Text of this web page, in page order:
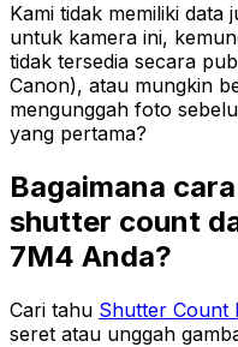
Kami tidak memiliki data
untuk kamera ini,
tidak tersedia secara
Canon), atau mungkin
mengunggah foto
yang pertama?
Bagaimana
shutter count
7M4 Anda?
Cari tahu Shutter Count
seret atau unggah